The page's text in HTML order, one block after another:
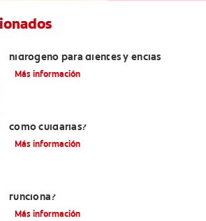
hidrógeno para dientes y encías
Más información
cómo cuidarlas?
Más información
funciona?
Más información